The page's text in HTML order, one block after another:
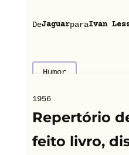
DeJaguarparaIvan
Humor
1956
Repertório
feito livro,